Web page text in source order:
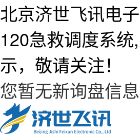
北京济世飞讯电
120急救调度系
示，敬请关注！
您暂无新询盘信息